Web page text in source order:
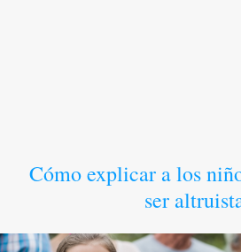
Cómo explicar a los
ser